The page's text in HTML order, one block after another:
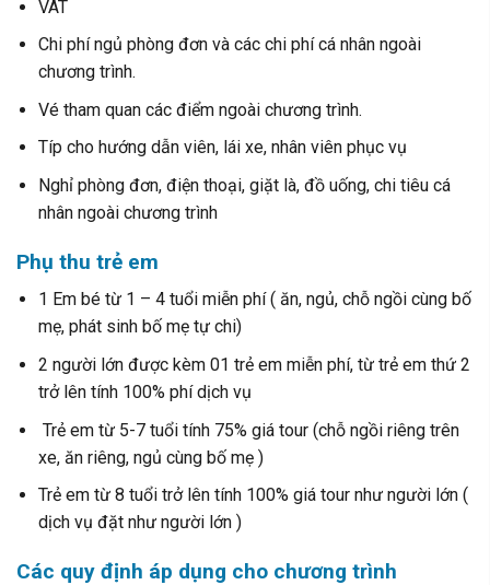
VAT
Chi phí ngủ phòng đơn và các chi phí cá nhân ngoài
chương trình.
Vé tham quan các điểm ngoài chương trình.
Típ cho hướng dẫn viên, lái xe, nhân viên phục vụ
Nghỉ phòng đơn, điện thoại, giặt là, đồ uống, chi tiêu cá
nhân ngoài chương trình
Phụ thu trẻ em
1 Em bé từ 1 – 4 tuổi miễn phí ( ăn, ngủ, chỗ ngồi cùng bố
mẹ, phát sinh bố mẹ tự chi)
2 người lớn được kèm 01 trẻ em miễn phí, từ trẻ em thứ 2
trở lên tính 100% phí dịch vụ
Trẻ em từ 5-7 tuổi tính 75% giá tour (chỗ ngồi riêng trên
xe, ăn riêng, ngủ cùng bố mẹ )
Trẻ em từ 8 tuổi trở lên tính 100% giá tour như người lớn (
dịch vụ đặt như người lớn )
Các quy định áp dụng cho chương trình